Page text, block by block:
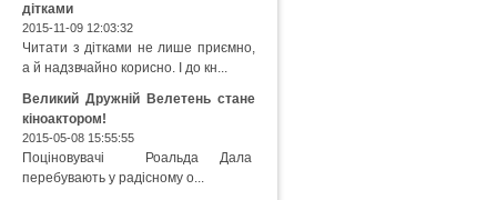
дітками
2015-11-09 12:03:32
Читати з дітками не лише приємно,
а й надзвчайно корисно. І до кн...
Великий Дружній Велетень стане
кіноактором!
2015-05-08 15:55:55
Поціновувачі Роальда Дала
перебувають у радісному о...